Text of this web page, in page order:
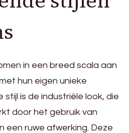
in een breed scala aan
hun eigen unieke
stijl is de industriële look, die
door het gebruik van
een ruwe afwerking. Deze